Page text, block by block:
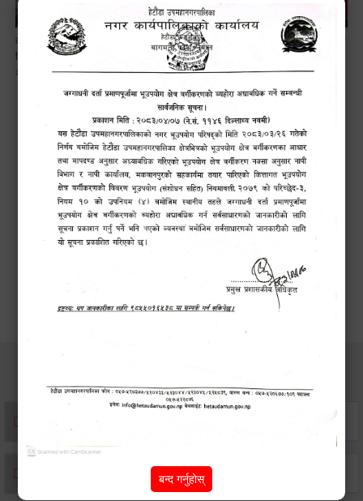
लैङ्गि असमानताका
विबिध पक्षहरु विषयक
अन्तक्रिया कार्यक्रम
उपमहानगरपालिकाबाटै
प्यान र भ्याटसहितका
कर सेवा सम्बन्धी
ड्रागन फ्रुट
महोत्सव–२०८३
सफलतापूर्वक
सम्पन्न!
सामाजिक सुरक्षा तथा
अन्तरक्रियात्मक
कार्यक्रम
संस्था दर्ता सिफारिस
एकिकृत सम्पत्ति कर/घर जग्गा कर
बन्द गर्नुहोस्